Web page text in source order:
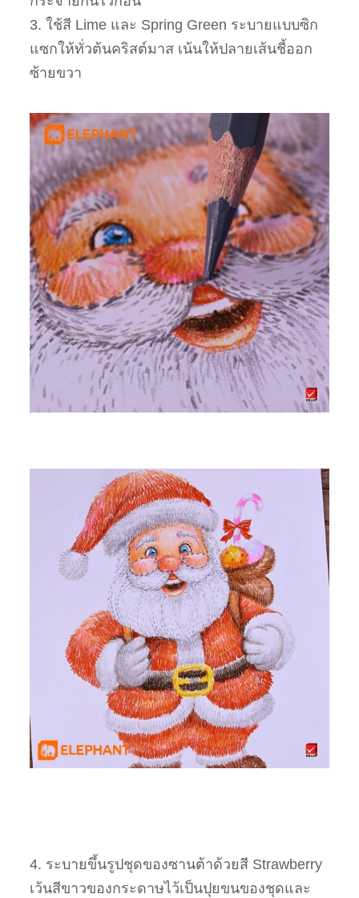
3. ใช้สี Lime และ Spring Green ระบายแบบซิก
แซกให้ทั่วต้นคริสต์มาส เน้นให้ปลายเส้นชี้ออก
ซ้ายขวา
4. ระบายขึ้นรูปชุดของซานต้าด้วยสี Strawberry
เว้นสีขาวของกระดาษไว้เป็นปุยขนของชุดและ